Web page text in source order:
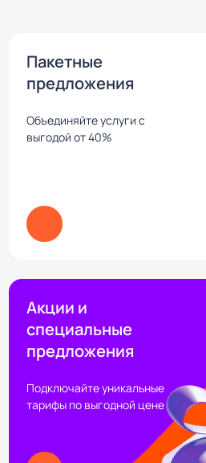
Пакетные
предложения
Объединяйте услуги с
выгодой от 40%
Акции и
специальные
предложения
Подключайте уникальные
тарифы по выгодной цене